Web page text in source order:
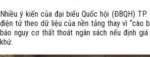
Nhiều ý kiến của đại biểu Quốc hội (ĐBQH)
điện tử theo dữ liệu của nền tảng thay vì “cào
báo nguy cơ thất thoát ngân sách nếu định
khứ.